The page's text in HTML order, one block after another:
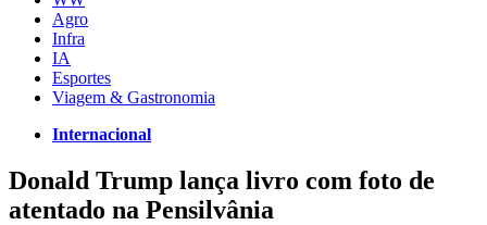
Agro
Infra
IA
Esportes
Viagem & Gastronomia
Internacional
Donald Trump lança livro com foto de
atentado na Pensilvânia